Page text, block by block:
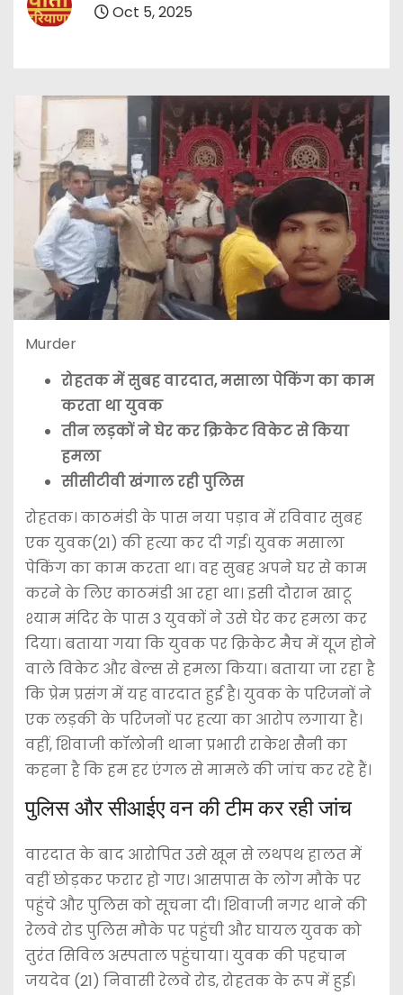
Oct 5, 2025
Murder
रोहतक में सुबह वारदात, मसाला पेकिंग का काम
करता था युवक
तीन लड़कों ने घेर कर क्रिकेट विकेट से किया
हमला
सीसीटीवी खंगाल रही पुलिस
रोहतक। काठमंडी के पास नया पड़ाव में रविवार सुबह
एक युवक(21) की हत्या कर दी गई। युवक मसाला
पेकिंग का काम करता था। वह सुबह अपने घर से काम
करने के लिए काठमंडी आ रहा था। इसी दौरान खाटू
श्याम मंदिर के पास 3 युवकों ने उसे घेर कर हमला कर
दिया। बताया गया कि युवक पर क्रिकेट मैच में यूज होने
वाले विकेट और बेल्स से हमला किया। बताया जा रहा है
कि प्रेम प्रसंग में यह वारदात हुई है। युवक के परिजनों ने
एक लड़की के परिजनों पर हत्या का आरोप लगाया है।
वहीं, शिवाजी कॉलोनी थाना प्रभारी राकेश सैनी का
कहना है कि हम हर एंगल से मामले की जांच कर रहे हैं।
पुलिस और सीआईए वन की टीम कर रही जांच
वारदात के बाद आरोपित उसे खून से लथपथ हालत में
वहीं छोड़कर फरार हो गए। आसपास के लाेग मौके पर
पहुंचे और पुलिस को सूचना दी। शिवाजी नगर थाने की
रेलवे रोड पुलिस मौके पर पहुंची और घायल युवक को
तुरंत सिविल अस्पताल पहुंचाया। युवक की पहचान
जयदेव (21) निवासी रेलवे रोड, रोहतक के रूप में हुई।